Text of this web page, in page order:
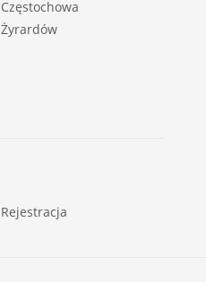
Częstochowa
Żyrardów
Rejestracja